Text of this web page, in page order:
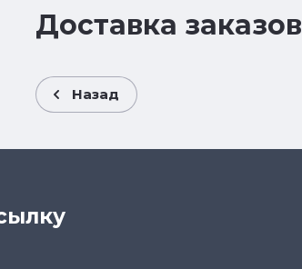
Доставка заказов
Назад